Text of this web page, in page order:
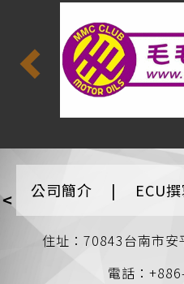
< 公司簡介 | ECU
住址：70843台南市
電話：